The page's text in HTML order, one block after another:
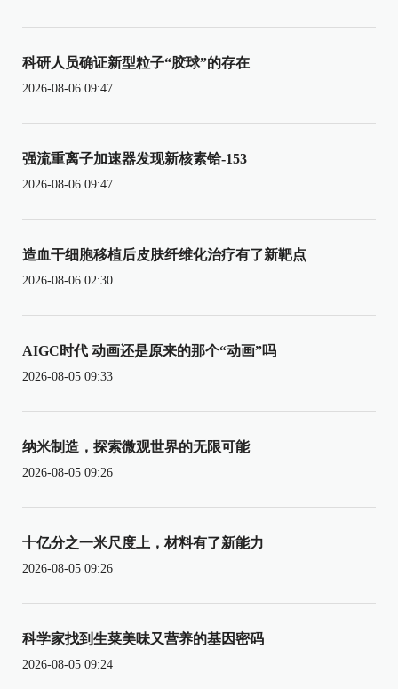
科研人员确证新型粒子“胶球”的存在
2026-08-06 09:47
强流重离子加速器发现新核素铪-153
2026-08-06 09:47
造血干细胞移植后皮肤纤维化治疗有了新靶点
2026-08-06 02:30
AIGC时代 动画还是原来的那个“动画”吗
2026-08-05 09:33
纳米制造，探索微观世界的无限可能
2026-08-05 09:26
十亿分之一米尺度上，材料有了新能力
2026-08-05 09:26
科学家找到生菜美味又营养的基因密码
2026-08-05 09:24